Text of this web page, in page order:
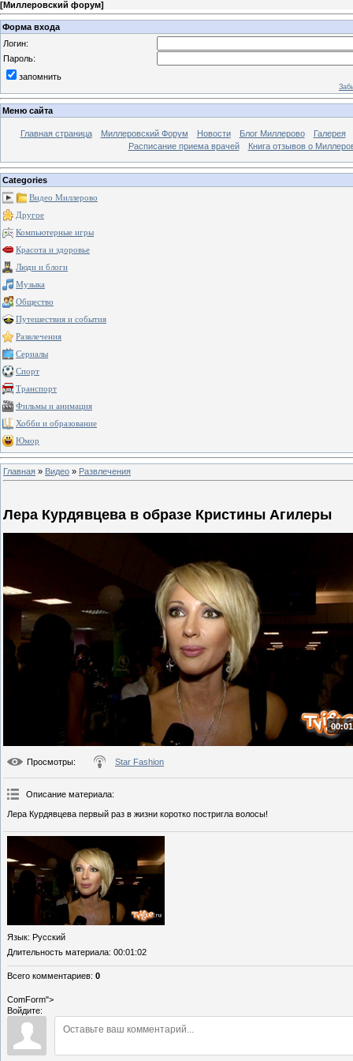
[Миллеровский форум]
Форма входа
Логин:
Пароль:
запомнить
Меню сайта
Главная страница Миллеровский Форум Новости Блог Миллерово
Галерея
Расписание приема врачей
Книга отзывов о
Categories
Видео Миллерово
Другое
Компьютерные игры
Красота и здоровье
Люди и блоги
Музыка
Общество
Путешествия и события
Развлечения
Сериалы
Спорт
Транспорт
Фильмы и анимация
Хобби и образование
Юмор
Главная » Видео » Развлечения
Лера Курдявцева в образе Кристины Агилеры
Просмотры: Star Fashion
Описание материала:
Лера Курдявцева первый раз в жизни коротко постригла волосы!
Язык: Русский
Длительность материала: 00:01:02
Всего комментариев: 0
ComForm">
Войдите: